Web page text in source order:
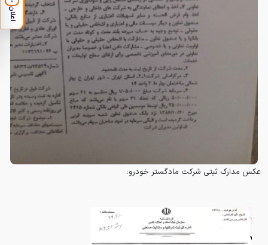
عکس مدارک ثبتی شرکت مادگستر خودرو:
اعلان